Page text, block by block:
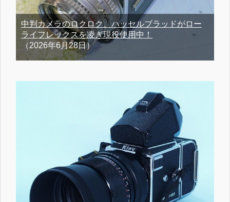
中判カメラのロクロク、ハッセルブラッドがロー
ライフレックスを凌ぎ現役使用中！
（2026年6月28日）